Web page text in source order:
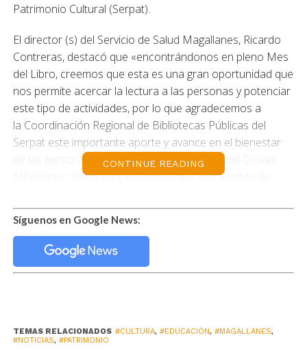
Patrimonio Cultural (Serpat).
El director (s) del Servicio de Salud Magallanes, Ricardo
Contreras, destacó que «encontrándonos en pleno Mes
del Libro, creemos que esta es una gran oportunidad que
nos permite acercar la lectura a las personas y potenciar
este tipo de actividades, por lo que agradecemos a
la Coordinación Regional de Bibliotecas Públicas del
Serpat este importante aporte y avance en el bienestar
de las personas». Por su parte, la directora del Cosam
Miraflores, Isabel Vargas, explicó que «los Puntos de
Cosam: Hospital de Día, en conjunto con Centro
Diurno, Cosam Adultos y Cosam Infanto-Juvenil y Centro
Quemanta. El objetivo es fomentar la lectura y la
creatividad de nuestros usuarios, habilitando espacios
La directora regional (s) del Serpat, Sylvia Monrroy,
expresó que «el acceso a los libros y el fomento de la
CONTINUE READING
Síguenos en Google News:
TEMAS RELACIONADOS #CULTURA, #EDUCACIÓN, #MAGALLANES,
#NOTICIAS, #PATRIMONIO